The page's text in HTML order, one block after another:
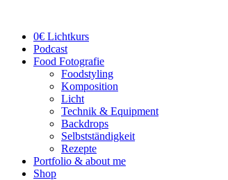
0€ Lichtkurs
Podcast
Food Fotografie
Foodstyling
Komposition
Licht
Technik & Equipment
Backdrops
Selbstständigkeit
Rezepte
Portfolio & about me
Shop